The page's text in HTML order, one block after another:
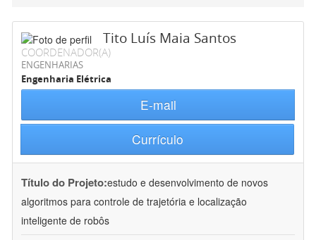
Tito Luís Maia Santos
COORDENADOR(A)
ENGENHARIAS
Engenharia Elétrica
E-mail
Currículo
Título do Projeto:estudo e desenvolvimento de novos
algoritmos para controle de trajetória e localização
inteligente de robôs